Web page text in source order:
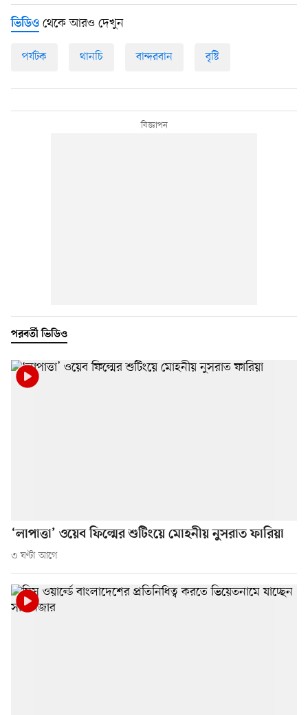
ভিডিও থেকে আরও দেখুন
পর্যটক থানচি বান্দরবান বৃষ্টি
পরবর্তী ভিডিও
‘লাপাত্তা’ ওয়েব ফিল্মের শুটিংয়ে মোহনীয় নুসরাত ফারিয়া
৩ ঘণ্টা আগে